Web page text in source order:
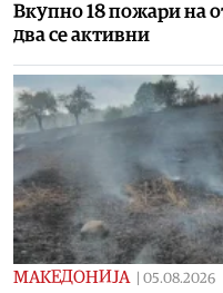
Вкупно 18 пожари на
два се активни
МАКЕДОНИЈА 05.08.2026